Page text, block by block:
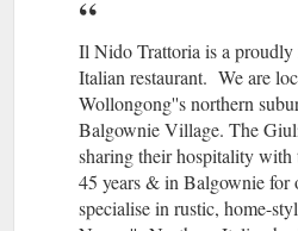
Il Nido Trattoria is a
Italian restaurant. We are
Wollongong''s northern
Balgownie Village. The
sharing their hospitality with
45 years & in Balgownie
specialise in rustic, home-